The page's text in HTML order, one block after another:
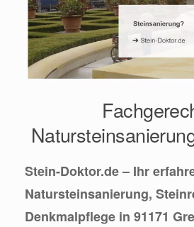
Stein-Doktor.de – Ihr
Natursteinsanierung,
Denkmalpflege in 91171